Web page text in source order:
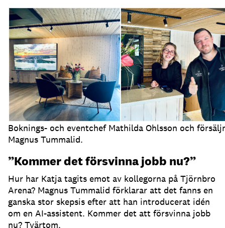
Boknings- och eventchef Mathilda Ohlsson och
Magnus Tummalid.
”Kommer det försvinna jobb nu?”
Hur har Katja tagits emot av kollegorna på Tjörnbro
Arena? Magnus Tummalid förklarar att det fanns en
ganska stor skepsis efter att han introducerat idén
om en AI-assistent. Kommer det att försvinna jobb
nu? Tvärtom.